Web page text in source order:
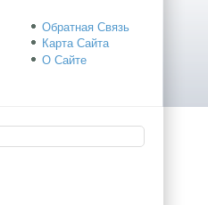
Обратная Связь
Карта Сайта
О Сайте